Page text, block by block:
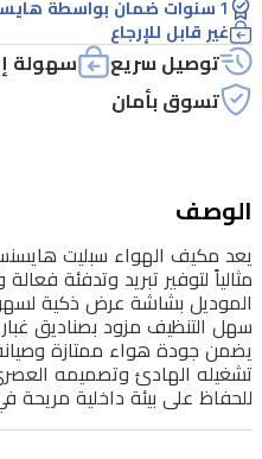
ومريحة
في
منزلك.
يتميز
بشاشة
عرض
ذكية
لسهولة
المراقبة
ونظام
فلترة
1 سنوات ضمان بواسطة هايسنس وهيتاشي
غير قابل للإرجاع
توصيل سريع سهولة
تسوق بأمان
الوصف
مثالياً لتوفير تبريد وتدفئة
الموديل بشاشة عرض ذكية
يضمن جودة هواء ممتازة
تشغيله الهادئ وتصميمه
للحفاظ على بيئة داخلية